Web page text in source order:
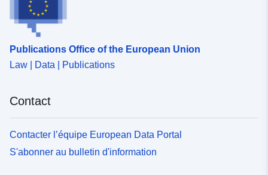
Publications Office of the European Union
Law | Data | Publications
Contact
Contacter l’équipe European Data Portal
S'abonner au bulletin d'information